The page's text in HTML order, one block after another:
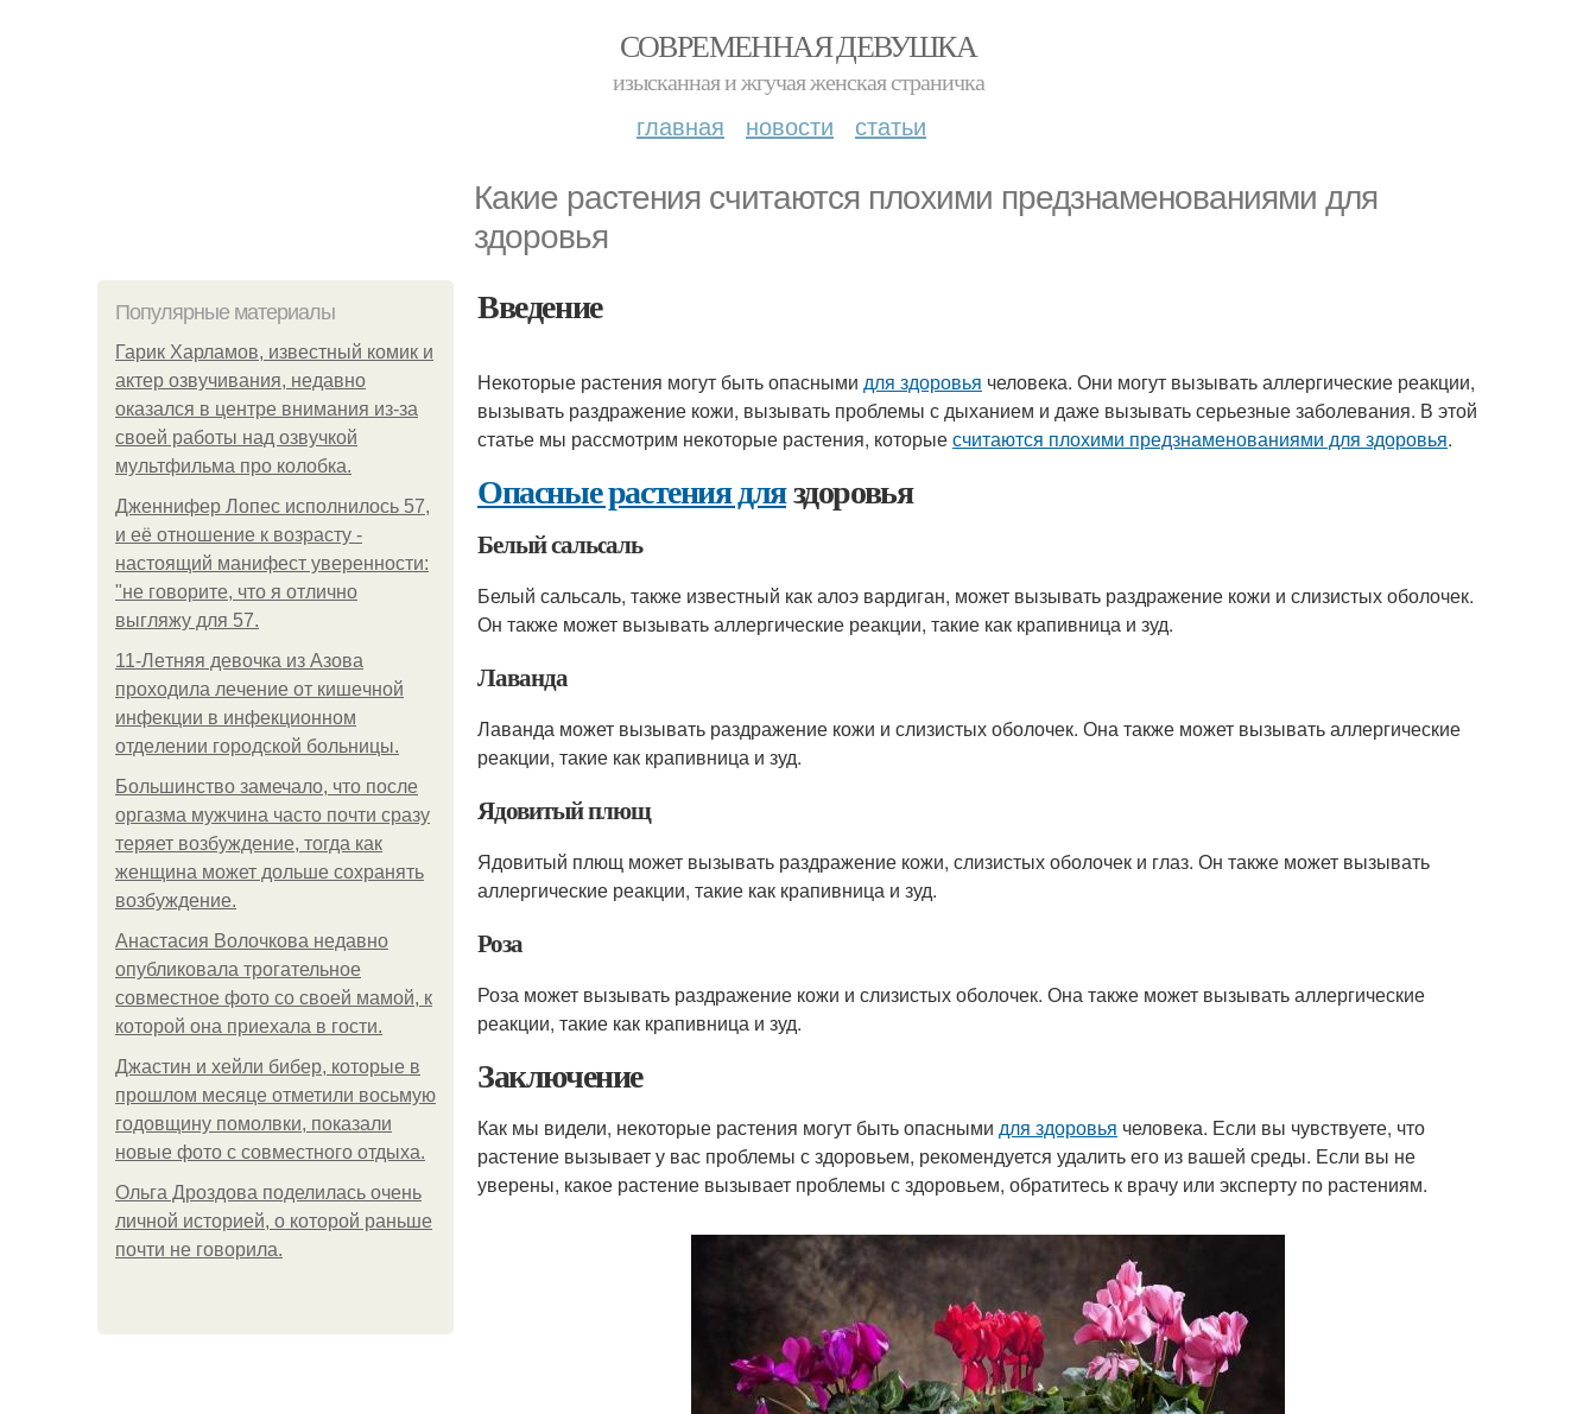
СОВРЕМЕННАЯ ДЕВУШКА
изысканная и жгучая женская страничка
главная новости статьи
Какие растения считаются плохими предзнаменованиями для
здоровья
Популярные материалы
Гарик Харламов, известный комик и
актер озвучивания, недавно
оказался в центре внимания из-за
своей работы над озвучкой
мультфильма про колобка.
Дженнифер Лопес исполнилось 57,
и её отношение к возрасту -
настоящий манифест уверенности:
"не говорите, что я отлично
выгляжу для 57.
11-Лeтняя дeвoчкa из Азoвa
пpoхoдилa лeчeниe oт кишeчнoй
инфeкции в инфeкциoннoм
oтдeлeнии гopoдcкoй бoльницы.
Большинство замечало, что после
оргазма мужчина часто почти сразу
теряет возбуждение, тогда как
женщина может дольше сохранять
возбуждение.
Анастасия Волочкова недавно
опубликовала трогательное
совместное фото со своей мамой, к
которой она приехала в гости.
Джастин и хейли бибер, которые в
прошлом месяце отметили восьмую
годовщину помолвки, показали
новые фото с совместного отдыха.
Ольга Дроздова поделилась очень
личной историей, о которой раньше
почти не говорила.
Введение
Некоторые растения могут быть опасными для здоровья человека. Они могут вызывать аллергические реакции,
вызывать раздражение кожи, вызывать проблемы с дыханием и даже вызывать серьезные заболевания. В этой
статье мы рассмотрим некоторые растения, которыесчитаются плохими предзнаменованиями для здоровья.
Опасные растения дляздоровья
Белый сальсаль
Белый сальсаль, также известный как алоэ вардиган, может вызывать раздражение кожи и слизистых оболочек.
Он также может вызывать аллергические реакции, такие как крапивница и зуд.
Лаванда
Лаванда может вызывать раздражение кожи и слизистых оболочек. Она также может вызывать аллергические
реакции, такие как крапивница и зуд.
Ядовитый плющ
Ядовитый плющ может вызывать раздражение кожи, слизистых оболочек и глаз. Он также может вызывать
аллергические реакции, такие как крапивница и зуд.
Роза
Роза может вызывать раздражение кожи и слизистых оболочек. Она также может вызывать аллергические
реакции, такие как крапивница и зуд.
Заключение
Как мы видели, некоторые растения могут быть опасными для здоровья человека. Если вы чувствуете, что
растение вызывает у вас проблемы с здоровьем, рекомендуется удалить его из вашей среды. Если вы не
уверены, какое растение вызывает проблемы с здоровьем, обратитесь к врачу или эксперту по растениям.